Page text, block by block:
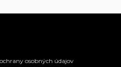
osobných údajov